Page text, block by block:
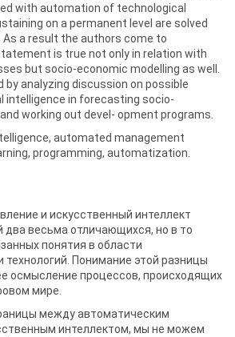
with automation of technological
on a permanent level are solved
As a result the authors come to
is true not only in relation with
but socio-economic modelling as well.
by analyzing discussion on possible
intelligence in forecasting socio-
working out devel- opment programs.
automated management
programming, automatization.
и искусственный интеллект
два весьма отличающихся, но в то
понятия в области
технологий. Понимание этой разницы
осмысление процессов, происходящих
мире.
между автоматическим
интеллектом, мы не можем